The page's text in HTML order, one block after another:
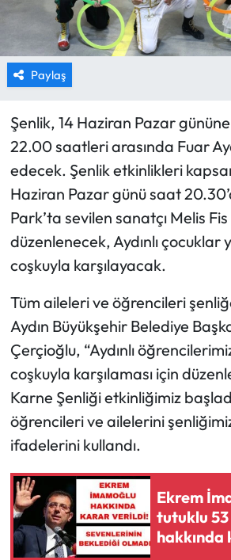
Paylaş
Şenlik, 14 Haziran Pazar
22.00 saatleri arasında Fuar
edecek. Şenlik etkinlikleri
Haziran Pazar günü saat
Park’ta sevilen sanatçı Melis
düzenlenecek, Aydınlı çocuklar
coşkuyla karşılayacak.
Tüm aileleri ve öğrencileri
Aydın Büyükşehir Belediye
Çerçioğlu, “Aydınlı
coşkuyla karşılaması için
Karne Şenliği etkinliğimiz
öğrencileri ve ailelerini
ifadelerini kullandı.
Ekrem
tutuklu 53
YAŞAM
RESMİ İLANLAR